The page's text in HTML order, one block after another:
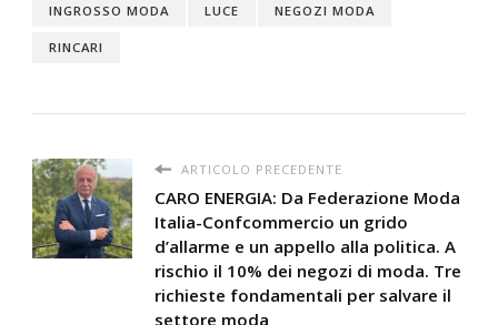
INGROSSO MODA LUCE NEGOZI MODA
RINCARI
ARTICOLO PRECEDENTE
CARO ENERGIA: Da Federazione Moda
Italia-Confcommercio un grido
d’allarme e un appello alla politica. A
rischio il 10% dei negozi di moda. Tre
richieste fondamentali per salvare il
settore moda